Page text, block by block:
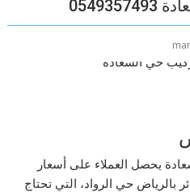
يحصل العملاء على أسعار
بالرياض حي الرواد، التي تحتاج